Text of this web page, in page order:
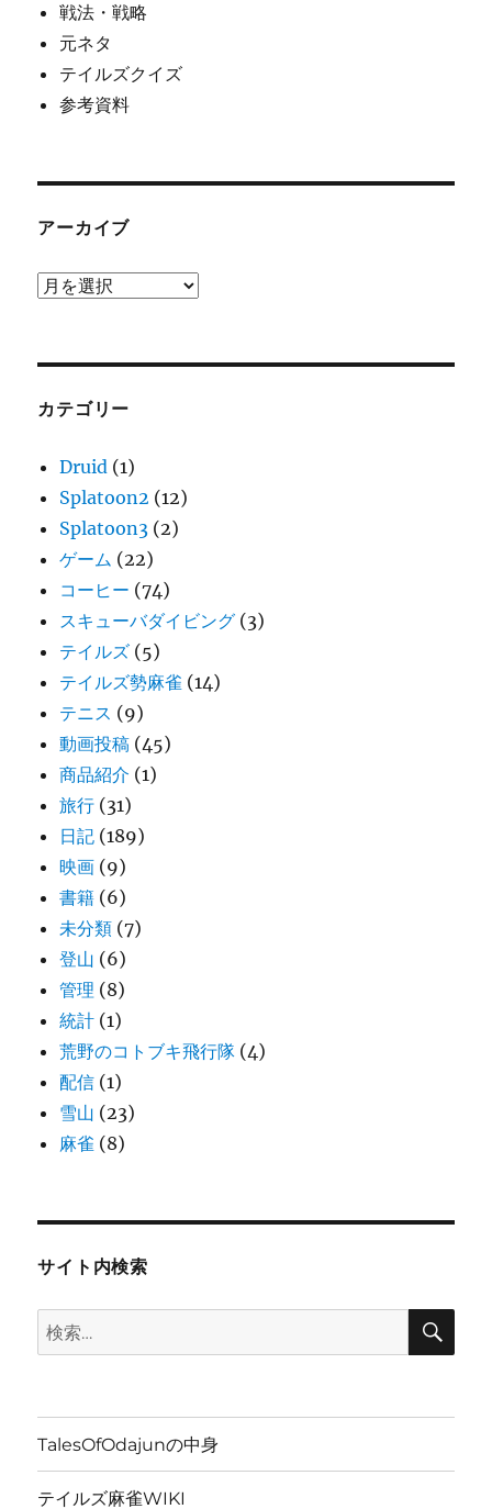
戦法・戦略
元ネタ
テイルズクイズ
参考資料
アーカイブ
ア
ブ
カテゴリー
Druid (1)
Splatoon2 (12)
Splatoon3 (2)
ゲーム (22)
コーヒー (74)
スキューバダイビング (3)
テイルズ (5)
テイルズ勢麻雀 (14)
テニス (9)
動画投稿 (45)
商品紹介 (1)
旅行 (31)
日記 (189)
映画 (9)
書籍 (6)
未分類 (7)
登山 (6)
管理 (8)
統計 (1)
荒野のコトブキ飛行隊 (4)
配信 (1)
雪山 (23)
麻雀 (8)
サイト内検索
検
索:
検
TalesOfOdajunの中身
テイルズ麻雀WIKI